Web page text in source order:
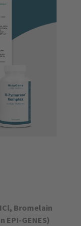
Bromelain
EPI-GENES)